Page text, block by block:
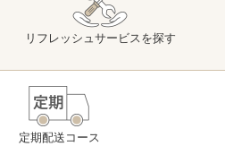
リフレッシュサービスを探す
定期配送コース